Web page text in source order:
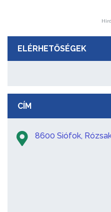
ELÉRHETŐSÉGEK
CÍM
8600 Siófok,